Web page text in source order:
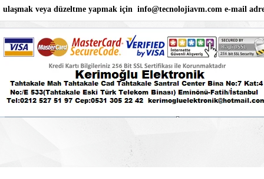
ulaşmak veya düzeltme yapmak için info@tecnolojiavm.com e-mail